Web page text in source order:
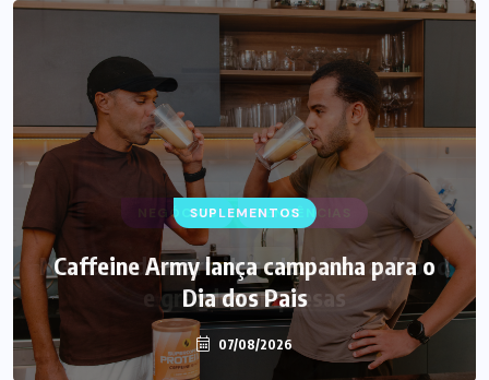
SUPLEMENTOS
Caffeine Army lança campanha para o
Dia dos Pais
07/08/2026